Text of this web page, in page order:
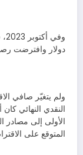
دولار وافترضت رصيداً
ولم يتغيّر صافي
الأولى إلى مصادر
المتوقع على